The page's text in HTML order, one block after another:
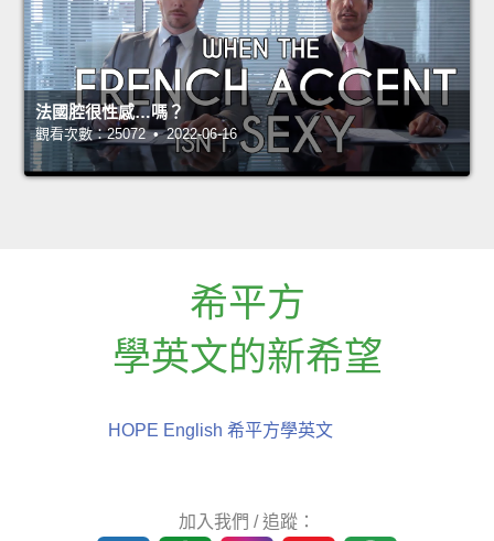
法國腔很性感…嗎？
觀看次數：25072 • 2022-06-16
希平方
學英文的新希望
HOPE English 希平方學英文
加入我們 / 追蹤：